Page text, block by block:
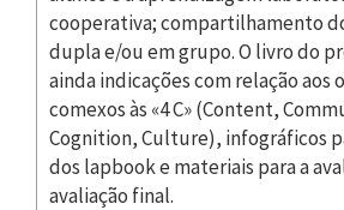
cooperativa; compartilhamento
dupla e/ou em grupo. O livro do
ainda indicações com relação aos
comexos às «4 C» (Content,
Cognition, Culture), infográficos
dos lapbook e materiais para a
avaliação final.